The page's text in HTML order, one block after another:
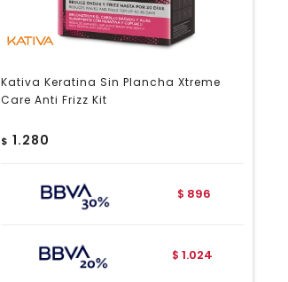
Kativa Keratina Sin Plancha Xtreme
Care Anti Frizz Kit
$ 1.280
$ 896
$ 1.024